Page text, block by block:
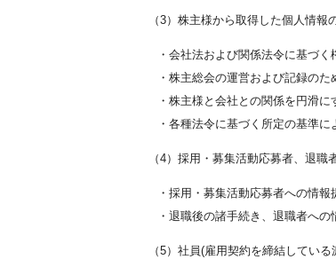
（3）株主様から取得した個人情報
・会社法および関係法令に基づ
・株主総会の運営および記録のた
・株主様と会社との関係を円滑
・各種法令に基づく所定の基準
（4）採用・募集活動応募者、退
・採用・募集活動応募者への情
・退職後の諸手続き、退職者へ
（5）社員(雇用契約を締結してい